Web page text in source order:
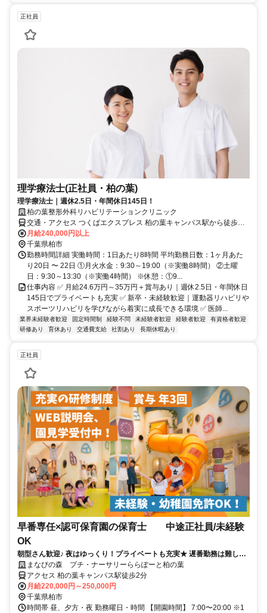
正社員
理学療法士(正社員・柏の葉)
理学療法士｜週休2.5日・年間休日145日！
柏の葉整形外科リハビリテーションクリニック
交通・アクセス つくばエクスプレス 柏の葉キャンパス駅から徒歩で8
分
月給240,000円以上
千葉県柏市
勤務時間詳細 実働時間：1日あたり8時間 平均勤務日数：1ヶ月あた
り20日 〜 22日 ①月火水金：9:30～19:00（※実働8時間） ②土曜
日：9:30～13:30（※実働4時間） ※休憩：①9...
仕事内容 ✅ 月給24.6万円～35万円＋賞与あり｜週休2.5日・年間休日
145日でプライベートも充実 ✅ 新卒・未経験歓迎｜運動器リハビリや
スポーツリハビリを学びながら着実に成長できる環境 ✅ 医師...
業界未経験者歓迎 固定時間制 経験不問 未経験者歓迎 経験者歓迎
有資格者歓迎
研修あり
育休あり 交通費支給 社割あり 長期休暇あり
正社員
早番専任×認可保育園の保育士 中途正社員/未経験
OK
朝型さん歓迎♪ 夜はゆっくり！プライベートも充実★ 遅番勤務は難しい
けど正社員で働きたい方！
まなびの森 プチ・ナーサリーららぽーと柏の葉
アクセス 柏の葉キャンパス駅徒歩2分
月給220,000円～250,000円
千葉県柏市
時間帯 昼、夕方・夜 勤務曜日・時間 【開園時間】 7:00〜20:00 ※1